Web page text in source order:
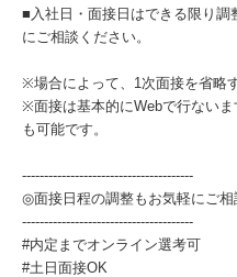
■入社日・面接日はできる限り
にご相談ください。
※場合によって、1次面接を省略
※面接は基本的にWebで行ない
も可能です。
---------------------------------------
◎面接日程の調整もお気軽にご相
---------------------------------------
#内定までオンライン選考可
#土日面接OK